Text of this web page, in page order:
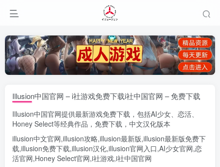
Illusion中国官网 – i社游戏免费下载i社中国官网 – 免费下载
Illusion中国官网提供最新游戏免费下载，包括AI少女、 恋活、
Honey Select等经典作品，免费下载，中文汉化版本
illusion中文官网,illusion攻略,illusion最新版,illusion最新版免费下
载,illusion免费下载,illusion汉化,illusion官网入口,AI少女官网,恋
活官网,Honey Select官网,i社游戏,i社中国官网